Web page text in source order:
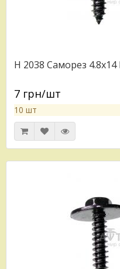
H 2038 Саморез
7 грн/шт
10 шт